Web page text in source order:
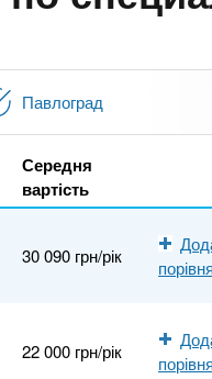
Павлоград
Середня
вартість
30 090 грн/рік
22 000 грн/рік